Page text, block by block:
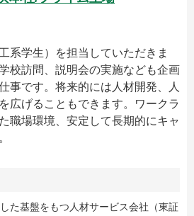
系学生）を担当していただきま
校訪問、説明会の実施なども企画
事です。将来的には人材開発、人
広げることもできます。ワークラ
職場環境、安定して長期的にキャ
た基盤をもつ人材サービス会社（東証